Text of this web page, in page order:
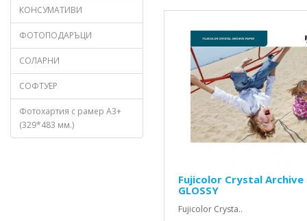
КОНСУМАТИВИ
ФОТОПОДАРЪЦИ
СОЛАРНИ
СОФТУЕР
Фотохартия с рамер А3+
(329*483 мм.)
Fujicolor Crystal Archive
GLOSSY
Fujicolor Crysta..